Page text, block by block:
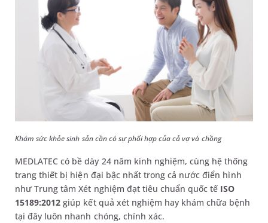
Khám sức khỏe sinh sản cần có sự phối hợp của cả vợ và chồng
MEDLATEC có bề dày 24 năm kinh nghiệm, cùng hệ thống
trang thiết bị hiện đại bậc nhất trong cả nước điển hình
như Trung tâm Xét nghiệm đạt tiêu chuẩn quốc tế ISO
15189:2012 giúp kết quả xét nghiệm hay khám chữa bệnh
tại đây luôn nhanh chóng, chính xác.